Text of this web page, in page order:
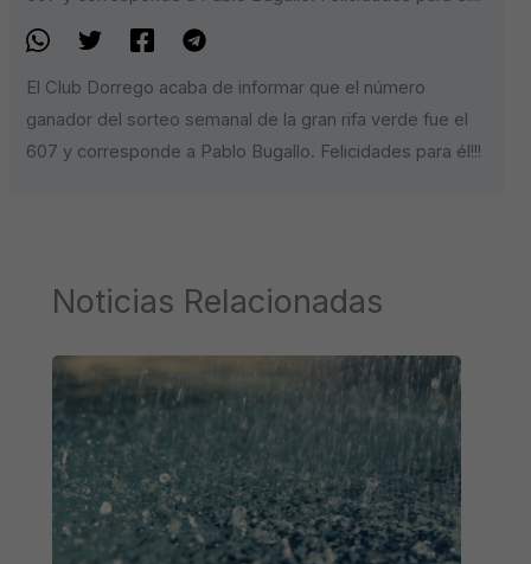
El Club Dorrego acaba de informar que el número
ganador del sorteo semanal de la gran rifa verde fue el
607 y corresponde a Pablo Bugallo. Felicidades para él!!!
Noticias Relacionadas